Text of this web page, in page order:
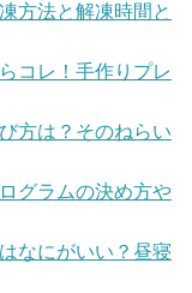
方法と解凍時間と
コレ！手作りプレ
方は？そのねらい
グラムの決め方や
なにがいい？昼寝